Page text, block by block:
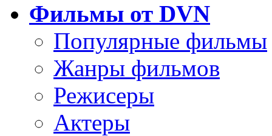
Фильмы от DVN
Популярные фильмы
Жанры фильмов
Режисеры
Актеры